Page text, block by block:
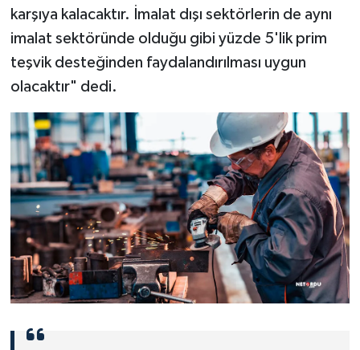
karşıya kalacaktır. İmalat dışı sektörlerin de aynı
imalat sektöründe olduğu gibi yüzde 5'lik prim
teşvik desteğinden faydalandırılması uygun
olacaktır" dedi.